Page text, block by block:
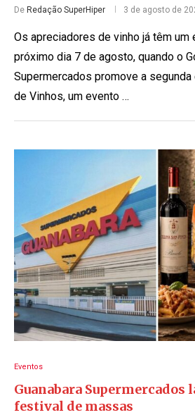
De Redação SuperHiper 3 de agosto de
Os apreciadores de vinho já têm um
próximo dia 7 de agosto, quando o
Supermercados promove a
de Vinhos, um evento …
Eventos
Guanabara
festival de massas